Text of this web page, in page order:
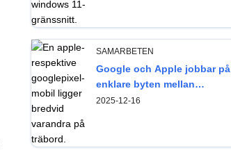
SAMARBETEN
Google och Apple jobbar på
enklare byten mellan
Android och iOS
2025-12-16